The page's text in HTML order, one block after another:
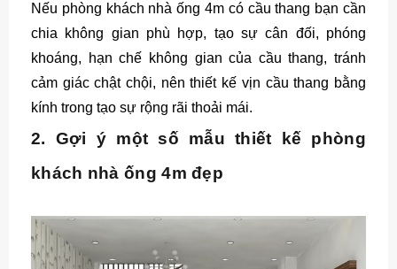
Nếu phòng khách nhà ống 4m có cầu thang bạn cần
chia không gian phù hợp, tạo sự cân đối, phóng
khoáng, hạn chế không gian của cầu thang, tránh
cảm giác chật chội, nên thiết kế vịn cầu thang bằng
kính trong tạo sự rộng rãi thoải mái.
2. Gợi ý một số mẫu thiết kế phòng
khách nhà ống 4m đẹp